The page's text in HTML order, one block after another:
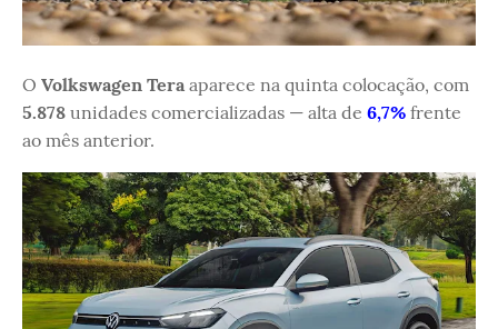
O Volkswagen Tera aparece na quinta colocação, com
5.878 unidades comercializadas — alta de 6,7% frente
ao mês anterior.